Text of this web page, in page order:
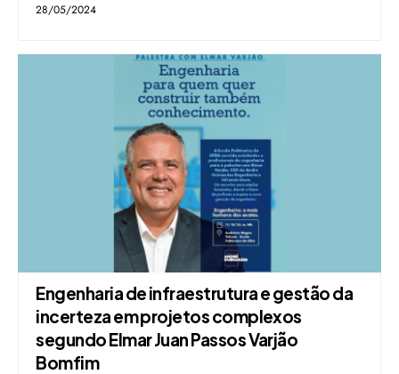
28/05/2024
Engenharia de infraestrutura e gestão da
incerteza em projetos complexos
segundo Elmar Juan Passos Varjão
Bomfim